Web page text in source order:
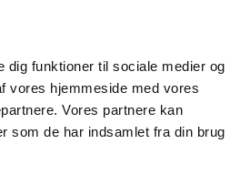
dig funktioner til sociale medier og
vores hjemmeside med vores
Vores partnere kan
som de har indsamlet fra din brug
Om os Kontakt Udgivelser
og salg af
Medicinsk